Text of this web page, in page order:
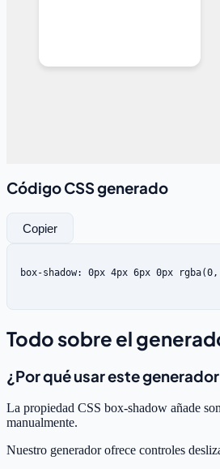
Código CSS generado
Copier
box-shadow: 0px 4px 6px 0px
Todo sobre el
¿Por qué usar este
La propiedad CSS box-shadow añade
manualmente.
Nuestro generador ofrece controles